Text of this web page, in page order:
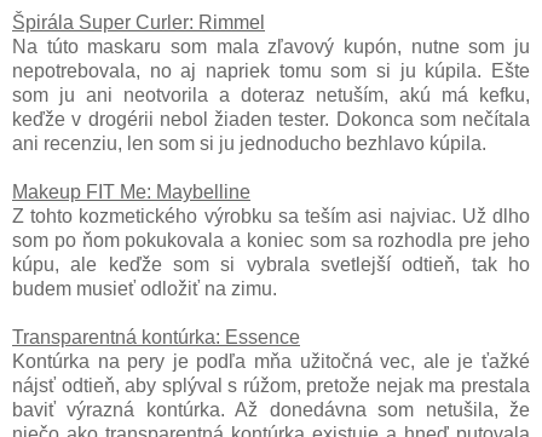
Špirála Super Curler: Rimmel
Na túto maskaru som mala zľavový kupón, nutne som ju
nepotrebovala, no aj napriek tomu som si ju kúpila. Ešte
som ju ani neotvorila a doteraz netuším, akú má kefku,
keďže v drogérii nebol žiaden tester. Dokonca som nečítala
ani recenziu, len som si ju jednoducho bezhlavo kúpila.
Makeup FIT Me: Maybelline
Z tohto kozmetického výrobku sa teším asi najviac. Už dlho
som po ňom pokukovala a koniec som sa rozhodla pre jeho
kúpu, ale keďže som si vybrala svetlejší odtieň, tak ho
budem musieť odložiť na zimu.
Transparentná kontúrka: Essence
Kontúrka na pery je podľa mňa užitočná vec, ale je ťažké
nájsť odtieň, aby splýval s rúžom, pretože nejak ma prestala
baviť výrazná kontúrka. Až donedávna som netušila, že